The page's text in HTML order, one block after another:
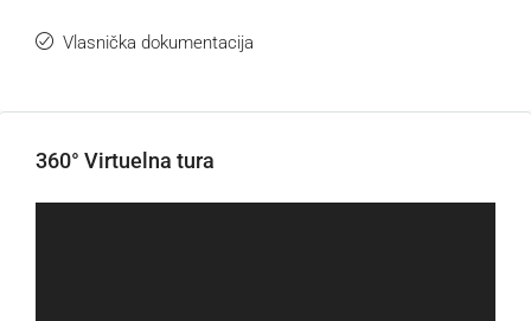
Vlasnička dokumentacija
360° Virtuelna tura